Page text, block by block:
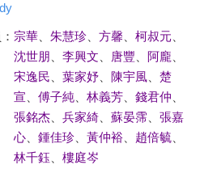
宗華、 朱慧珍、 方馨 柯叔元、
沈世朋
李興文 唐豐 阿龐
宋逸民
葉家妤、 陳宇風、 楚
宣
傅子純、 林義芳、 錢君仲
張銘杰、 兵家綺、 蘇晏霈、 張嘉
心、 鍾佳珍、 黃仲裕、 趙倍毓、
林千鈺
樓庭岑